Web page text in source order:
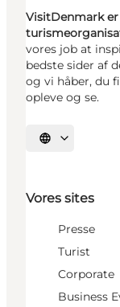
VisitDenmark
vores job at
bedste sider af
og vi håber, du
opleve og se.
Vælg sprog
Vores sites
Presse
Turist
Corporate
Business